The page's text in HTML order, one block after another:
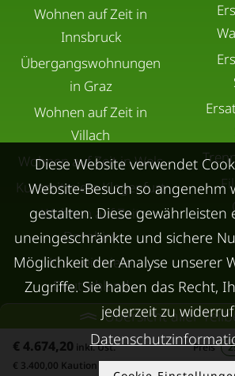
Übersicht aller
€ 4.674,20 inkl. Ust. Preis
€ 3.400,00 Kaution
Wohnen auf Zeit in
Innsbruck
Übergangswohnungen
in Graz
Wohnen auf Zeit in
Villach
Wohnen auf Zeit in Wels
Kurzzeitmiete Klagenfurt
Wohnen auf Zeit
Dornbirn
Kurzzeitmiete
Deutschland
RUND UMS
VERMIETEN
FAQ Vermieter
Diese Website verwendet
Website-Besuch so angenehm
gestalten. Diese gewährleisten
uneingeschränkte und sichere
Möglichkeit der Analyse unserer
Zugriffe. Sie haben das Recht,
jederzeit zu